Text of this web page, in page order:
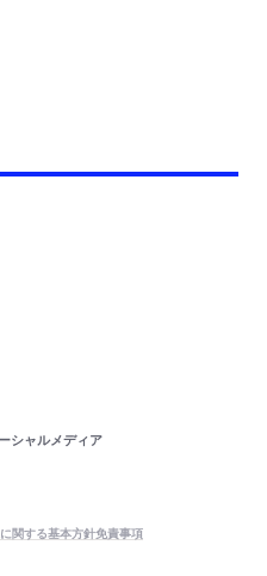
シャルメディア
関する基本方針免責事項